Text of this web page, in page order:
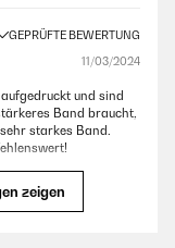
GEPRÜFTE BEWERTUNG
11/03/2024
und sind
Band braucht,
starkes Band.
zeigen